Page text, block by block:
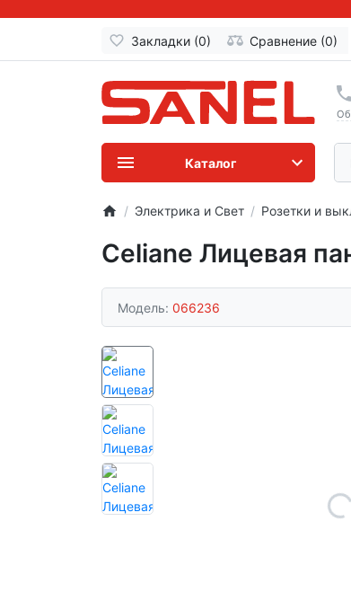
Закладки (0) Сравнение (0)
Каталог
Электрика и Свет Розетки и
Celiane Лицевая
Модель: 066236